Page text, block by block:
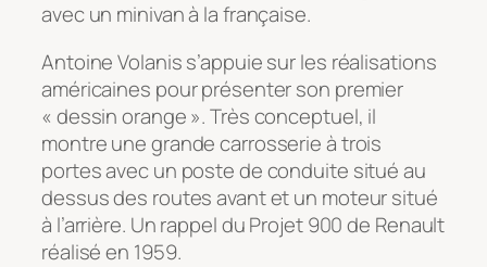
avec un minivan à la française.
Antoine Volanis s’appuie sur les réalisations
américaines pour présenter son premier
« dessin orange ». Très conceptuel, il
montre une grande carrosserie à trois
portes avec un poste de conduite situé au
dessus des routes avant et un moteur situé
à l’arrière. Un rappel du Projet 900 de Renault
réalisé en 1959.